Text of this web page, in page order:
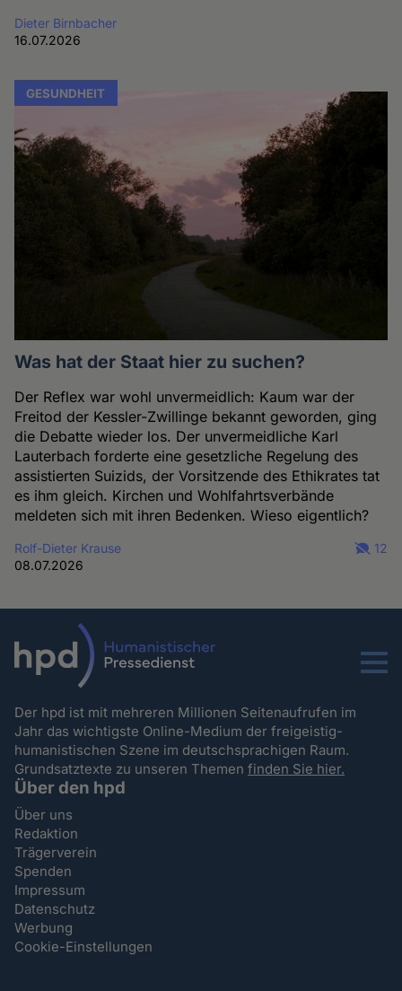
Dieter Birnbacher
16.07.2026
GESUNDHEIT
Was hat der Staat hier zu suchen?
Der Reflex war wohl unvermeidlich: Kaum war der
Freitod der Kessler-Zwillinge bekannt geworden, ging
die Debatte wieder los. Der unvermeidliche Karl
Lauterbach forderte eine gesetzliche Regelung des
assistierten Suizids, der Vorsitzende des Ethikrates tat
es ihm gleich. Kirchen und Wohlfahrtsverbände
meldeten sich mit ihren Bedenken. Wieso eigentlich?
Rolf-Dieter Krause
08.07.2026
12
Menu
Der hpd ist mit mehreren Millionen Seitenaufrufen im
Jahr das wichtigste Online-Medium der freigeistig-
humanistischen Szene im deutschsprachigen Raum.
Grundsatztexte zu unseren Themenfinden Sie hier.
Über den hpd
Über uns
Redaktion
Trägerverein
Spenden
Impressum
Datenschutz
Werbung
Cookie-Einstellungen